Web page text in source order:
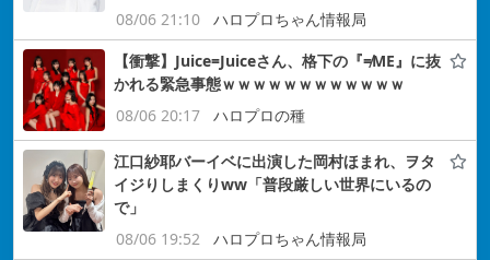
08/06 21:10
ハロプロちゃん情報局
【衝撃】Juice=Juiceさん、格下の『≠ME』に抜
かれる緊急事態ｗｗｗｗｗｗｗｗｗｗｗｗ
08/06 20:17
ハロプロの種
江口紗耶バーイベに出演した岡村ほまれ、ヲタ
イジりしまくりww「普段厳しい世界にいるの
で」
08/06 19:52
ハロプロちゃん情報局